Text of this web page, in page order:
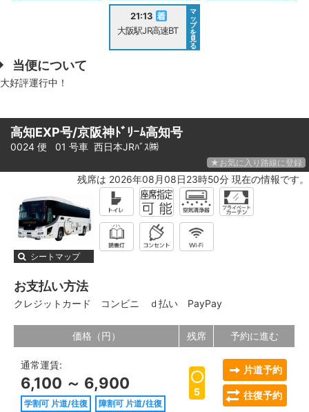
21:13
大阪駅JR高速BT
マ
ッ
プ
を
見
る
当便について
大好評運行中！
高知EXP号/京阪神ﾄﾞﾘｰﾑ高知号
0024 便 01 号車 西日本JRﾊﾞｽ㈱
★お気に入り路線に登録
残席は 2026年08月08日23時50分 現在の情報です。
シートマップ
お支払い方法
クレジットカード コンビニ ｄ払い PayPay
価格（円） 残席 予約に進む
通常運賃:
6,100 ～ 6,900
学割可 片道/往復 障割可 片道/往復
5
片道予約
往復予約